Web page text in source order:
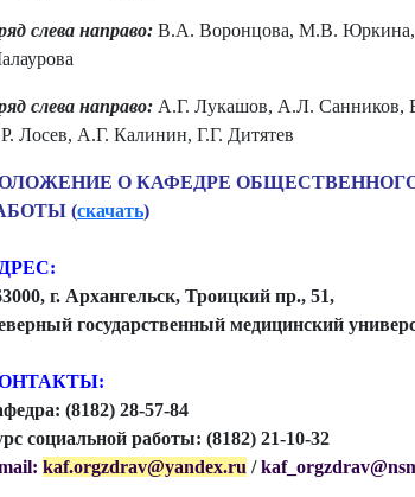
слева направо: В.А. Воронцова, М.В. Юркина,
слева направо: А.Г. Лукашов, А.Л. Санников,
Лосев, А.Г. Калинин, Г.Г. Дитятев
О КАФЕДРЕ
(скачать)
г. Архангельск, Троицкий пр., 51,
государственный медицинский
(8182) 28-57-84
социальной работы: (8182) 21-10-32
kaf.orgzdrav@yandex.ru /